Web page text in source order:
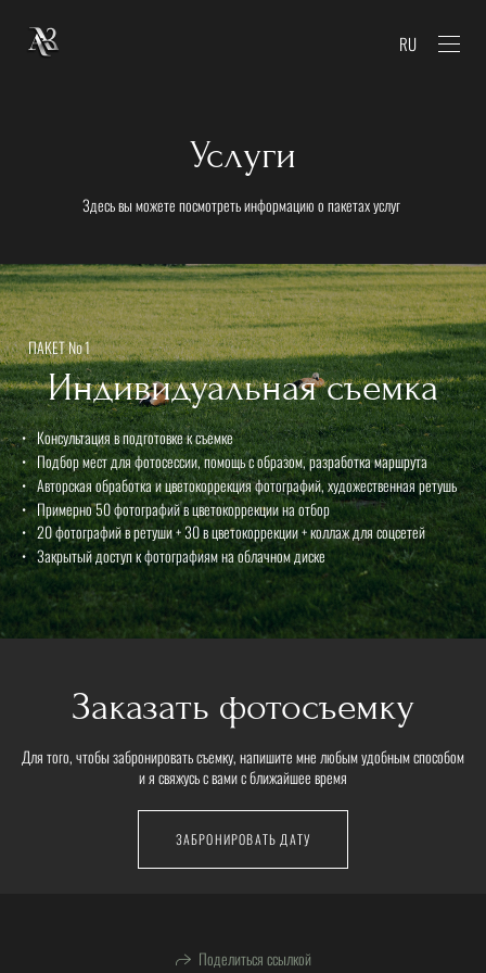
RU
Услуги
Здесь вы можете посмотреть информацию о пакетах услуг
ПАКЕТ № 1
Индивидуальная съемка
Консультация в подготовке к съемке
Подбор мест для фотосессии, помощь с образом, разработка маршрута
Авторская обработка и цветокоррекция фотографий, художественная ретушь
Примерно 50 фотографий в цветокоррекции на отбор
20 фотографий в ретуши + 30 в цветокоррекции + коллаж для соцсетей
Закрытый доступ к фотографиям на облачном диске
Заказать фотосъемку
Для того, чтобы забронировать съемку, напишите мне любым удобным способом
и я свяжусь с вами с ближайшее время
ЗАБРОНИРОВАТЬ ДАТУ
Поделиться ссылкой